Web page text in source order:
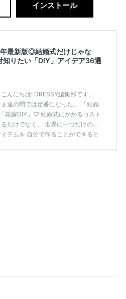
インストール
最新版◎結婚式だけじゃな
知りたい「DIY」アイデア36選
んにちは! DRESSY編集部です。
達の間では定番になった、 「結婚
花嫁DIY」♡ 結婚式にかかるコスト
だけでなく、 世界に一つだけのオ
イテムを 自分で作ることができると
[…]続きを読む